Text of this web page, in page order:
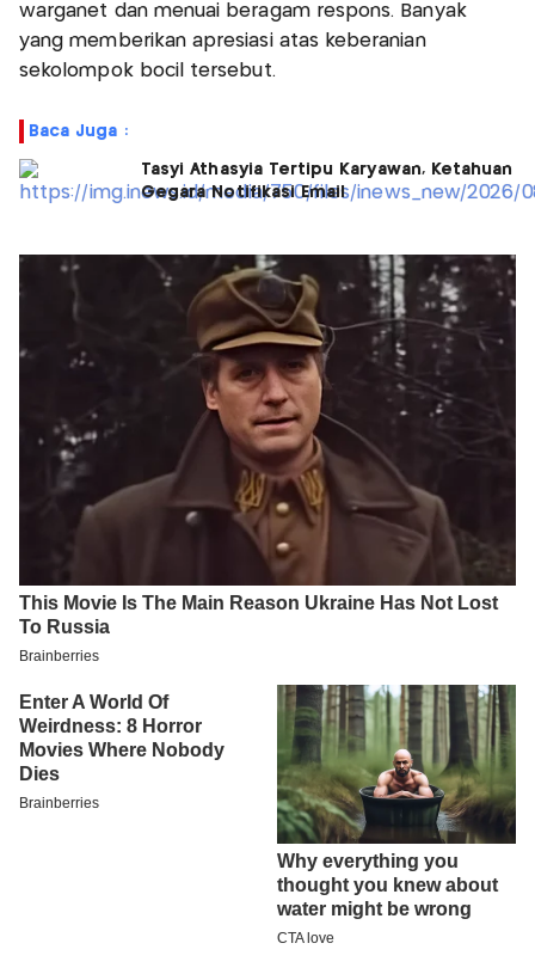
warganet dan menuai beragam respons. Banyak
yang memberikan apresiasi atas keberanian
sekolompok bocil tersebut.
Baca Juga :
Tasyi Athasyia Tertipu Karyawan, Ketahuan
Gegara Notifikasi Email